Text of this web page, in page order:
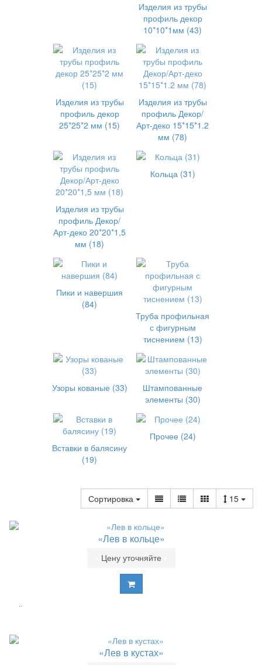
Изделия из трубы
профиль декор
10*10*1мм (43)
Изделия из трубы
профиль декор
25*25*2 мм (15)
Изделия из трубы
профиль Декор/
Арт-деко 15*15*1.2
мм (78)
Изделия из трубы
профиль Декор/
Арт-деко 20*20*1,5
мм (18)
Кольца (31)
Пики и навершия
(84)
Труба профильная
с фигурным
тиснением (13)
Узоры кованые (33)
Штампованные
элементы (30)
Вставки в балясину
(19)
Прочее (24)
Сортировка 15
«Лев в кольце»
Цену уточняйте
..
«Лев в кустах»